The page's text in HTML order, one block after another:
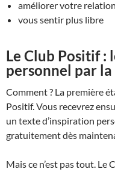
améliorer votre
vous sentir plus libre
Le Club Positif :
personnel par
Comment ? La première
Positif. Vous recevrez
un texte d’inspiration
gratuitement dès
Mais ce n’est pas tout.